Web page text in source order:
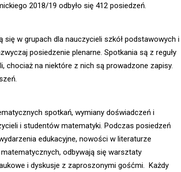
2018/19 odbyło się 412 posiedzeń.
się w grupach dla nauczycieli szkół podstawowych i
posiedzenie plenarne. Spotkania są z reguły
chociaż na niektóre z nich są prowadzone zapisy.
spotkań, wymiany doświadczeń i
i studentów matematyki. Podczas posiedzeń
edukacyjne, nowości w literaturze
odbywają się warsztaty
i dyskusje z zaproszonymi gośćmi. Każdy